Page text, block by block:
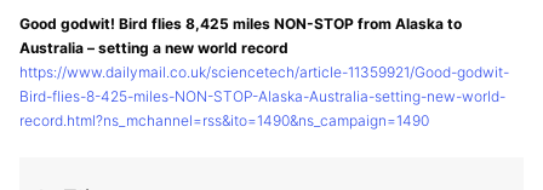
Good godwit! Bird flies 8,425 miles NON-STOP from Alaska to
Australia – setting a new world record
https://www.dailymail.co.uk/sciencetech/article-11359921/Good-godwit-
Bird-flies-8-425-miles-NON-STOP-Alaska-Australia-setting-new-world-
record.html?ns_mchannel=rss&ito=1490&ns_campaign=1490